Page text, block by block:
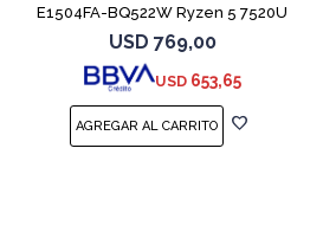
E1504FA-BQ522W Ryzen 5 7520U
USD 769,00
USD 653,65